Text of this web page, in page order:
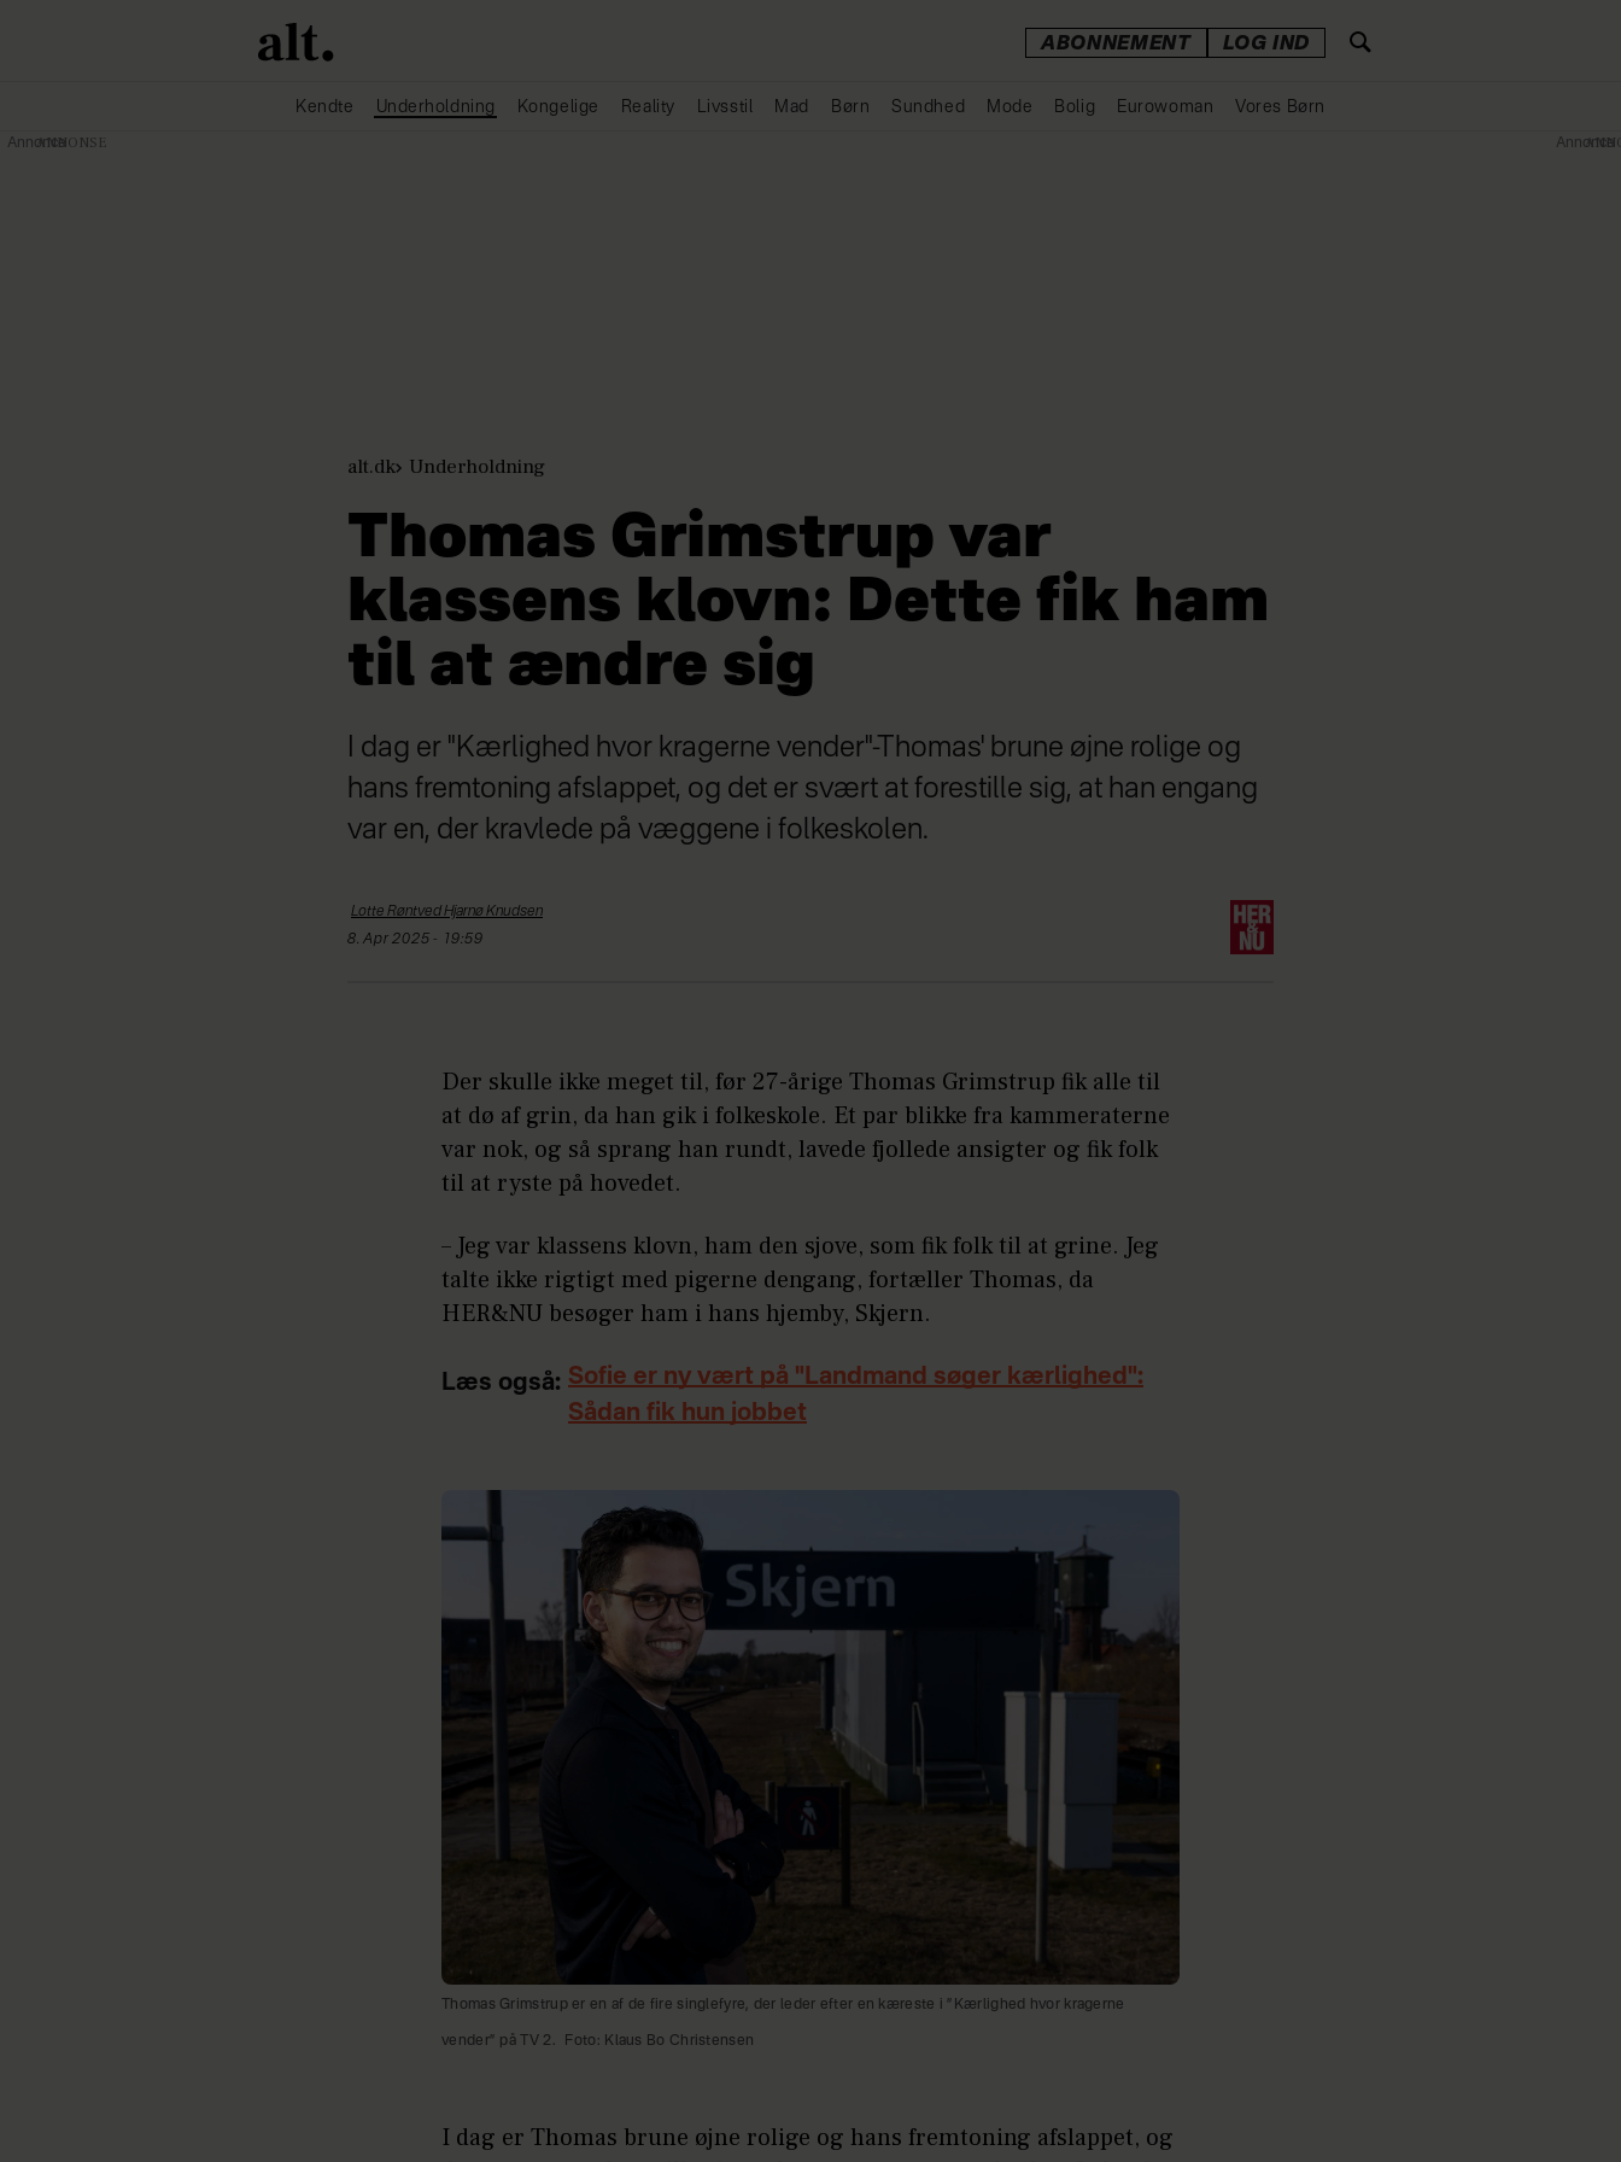
ABONNEMENT LOG IND
Kendte Underholdning Kongelige Reality Livsstil Mad Børn Sundhed Mode Bolig Eurowoman Vores Børn
alt.dk Underholdning
Thomas Grimstrup var
klassens klovn: Dette fik ham
til at ændre sig
I dag er "Kærlighed hvor kragerne vender"-Thomas' brune øjne rolige og
hans fremtoning afslappet, og det er svært at forestille sig, at han engang
var en, der kravlede på væggene i folkeskolen.
Lotte Røntved HjarnøKnudsen
8. Apr 2025 - 19:59
Der skulle ikke meget til, før 27-årige Thomas Grimstrup fik alle til
at dø af grin, da han gik i folkeskole. Et par blikke fra kammeraterne
var nok, og så sprang han rundt, lavede fjollede ansigter og fik folk
til at ryste på hovedet.
– Jeg var klassens klovn, ham den sjove, som fik folk til at grine. Jeg
talte ikke rigtigt med pigerne dengang, fortæller Thomas, da
HER&NU besøger ham i hans hjemby, Skjern.
Læs også: Sofie er ny vært på "Landmand søger kærlighed":
Sådan fik hun jobbet
Thomas Grimstrup er en af de fire singlefyre, der leder efter en kæreste i ”Kærlighed hvor kragerne
vender” på TV 2. Foto: Klaus Bo Christensen
I dag er Thomas brune øjne rolige og hans fremtoning afslappet, og
Annonce Annonce